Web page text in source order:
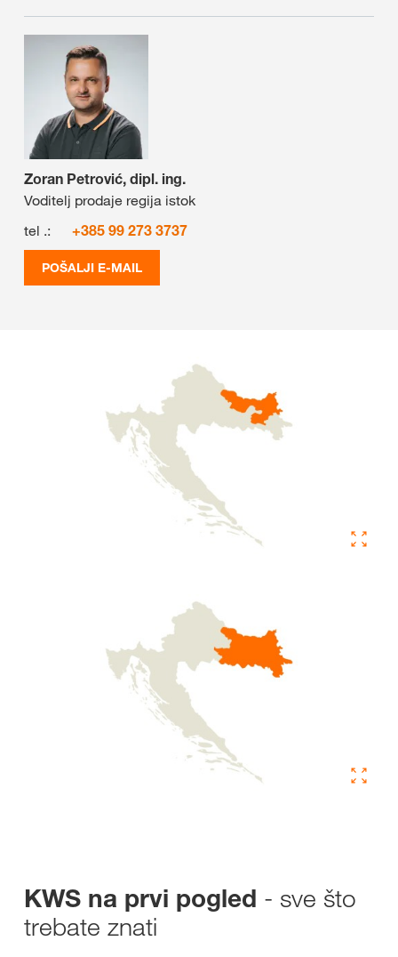
Zoran Petrović, dipl. ing.
Voditelj prodaje regija istok
tel .:
+385 99 273 3737
POŠALJI E-MAIL
KWS na prvi pogled - sve što
trebate znati